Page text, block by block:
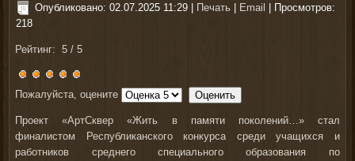
Опубликовано: 02.07.2025 11:29 Печать Email
| Просмотров:
218
Рейтинг:5 /5
Пожалуйста, оцените
Проект «АртСквер «Жить в памяти поколений…» стал
финалистом Республиканского конкурса среди учащихся и
работников среднего специального образования по